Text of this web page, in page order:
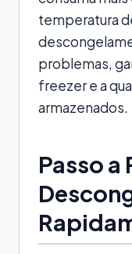
temperatura
problemas,
freezer e a
armazenados.
Passo a